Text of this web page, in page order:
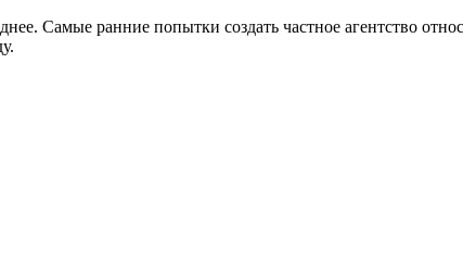
Самые ранние попытки создать частное агентство